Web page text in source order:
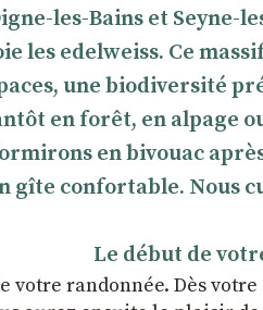
les-Bains et Seyne-
les edelweiss. Ce
une biodiversité
en forêt, en alpage
en bivouac
gîte confortable. Nous
Le début de
votre randonnée. Dès